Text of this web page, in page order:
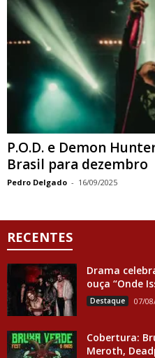
P.O.D. e Demon
Brasil para dezembro
Pedro Delgado - 16/09/2025
RECENTES
Drama
ouça “Onde
Destaque 07/
Cobertura:
Meroth,